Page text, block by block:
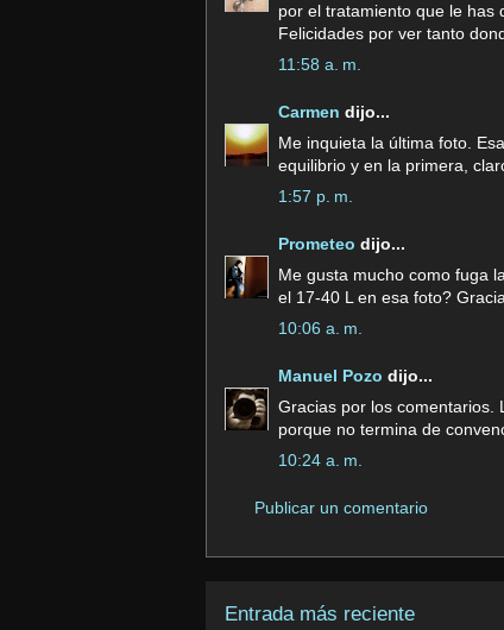
por el tratamiento que le has
Felicidades por ver tanto
11:58 a. m.
Carmen dijo...
Me inquieta la última foto.
equilibrio y en la primera,
1:57 p. m.
Prometeo dijo...
Me gusta mucho como fuga
el 17-40 L en esa foto?
10:06 a. m.
Manuel Pozo dijo...
Gracias por los comentarios.
porque no termina de
10:24 a. m.
Publicar un comentario
Entrada más reciente